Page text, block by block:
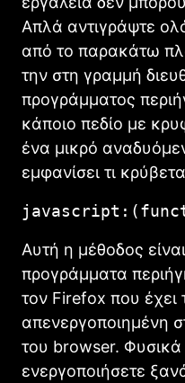
Απλά αντιγράψτε
από το παρακάτω
την στη γραμμή
προγράμματος
κάποιο πεδίο με
ένα μικρό
εμφανίσει τι
Αυτή η μέθοδος
προγράμματα
τον Firefox που έχει
απενεργοποιημένη
του browser. Φυσικά
ενεργοποιήσετε